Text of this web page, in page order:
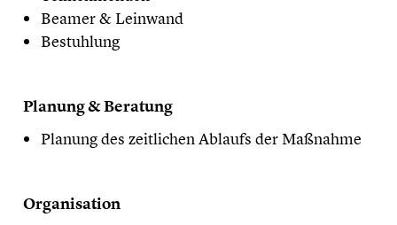
Beamer & Leinwand
Bestuhlung
Planung & Beratung
Planung des zeitlichen Ablaufs der Maßnahme
Organisation